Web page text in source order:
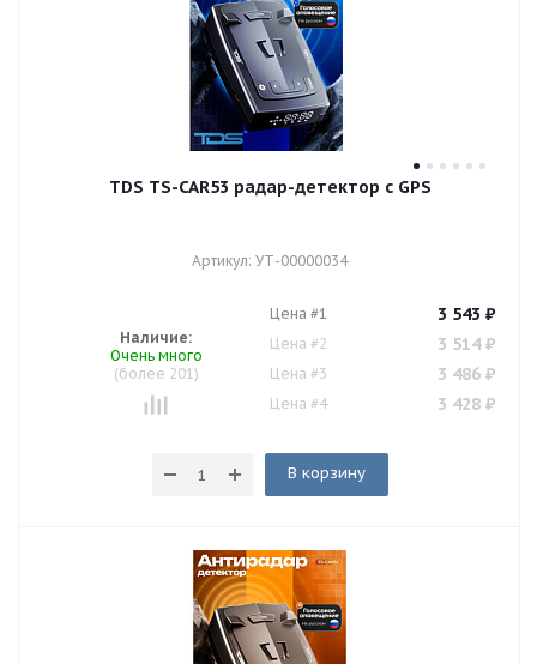
TDS TS-CAR53 радар-детектор с GPS
Артикул: УТ-00000034
Наличие:
Очень много
(более 201)
Цена #1 3 543 ₽
Цена #2 3 514₽
Цена #3 3 486 ₽
Цена #4 3 428 ₽
В корзину